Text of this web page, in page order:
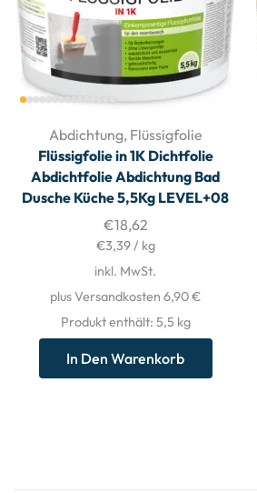
Abdichtung, Flüssigfolie
Flüssigfolie in 1K Dichtfolie
Abdichtfolie Abdichtung Bad
Dusche Küche 5,5Kg LEVEL+08
€18,62
€3,39/ kg
inkl. MwSt.
plus Versandkosten 6,90 €
Produkt enthält: 5,5 kg
In Den Warenkorb